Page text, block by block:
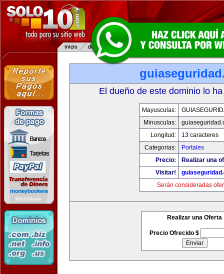
El dueño de este dominio lo
Mayusculas:
Minusculas:
Longitud:
13 caracteres
Categorias:
Portales
Precio:
Realizar una
Visitar!
Serán consideradas
Realizar una Oferta
Precio Ofrecido $